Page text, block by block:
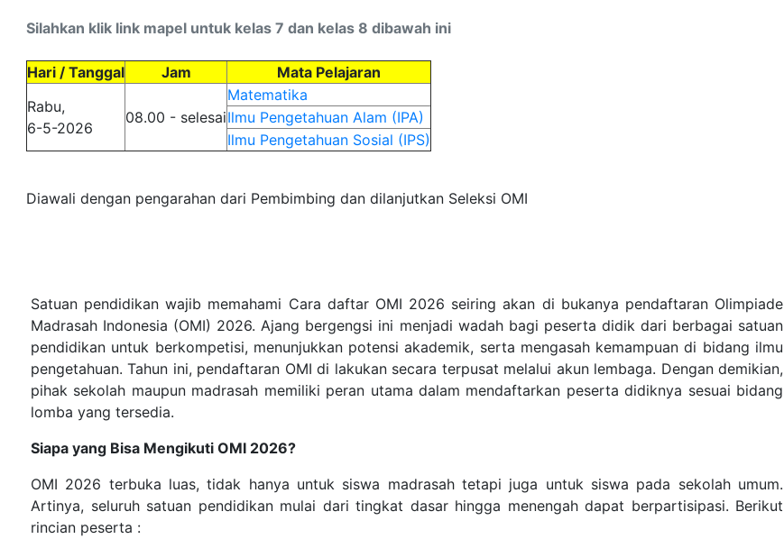
Silahkan klik link mapel untuk kelas 7 dan kelas 8 dibawah ini
Hari / Tanggal Jam
Mata Pelajaran
Rabu,
6-5-2026
08.00 - selesai
Matematika
Ilmu Pengetahuan Alam (IPA)
Ilmu Pengetahuan Sosial (IPS)
Diawali dengan pengarahan dari Pembimbing dan dilanjutkan Seleksi OMI
Satuan pendidikan wajib memahami Cara daftar OMI 2026 seiring akan di bukanya pendaftaran Olimpiade
Madrasah Indonesia (OMI) 2026. Ajang bergengsi ini menjadi wadah bagi peserta didik dari berbagai satuan
pendidikan untuk berkompetisi, menunjukkan potensi akademik, serta mengasah kemampuan di bidang ilmu
pengetahuan. Tahun ini, pendaftaran OMI di lakukan secara terpusat melalui akun lembaga. Dengan demikian,
pihak sekolah maupun madrasah memiliki peran utama dalam mendaftarkan peserta didiknya sesuai bidang
lomba yang tersedia.
Siapa yang Bisa Mengikuti OMI 2026?
OMI 2026 terbuka luas, tidak hanya untuk siswa madrasah tetapi juga untuk siswa pada sekolah umum.
Artinya, seluruh satuan pendidikan mulai dari tingkat dasar hingga menengah dapat berpartisipasi. Berikut
rincian peserta :